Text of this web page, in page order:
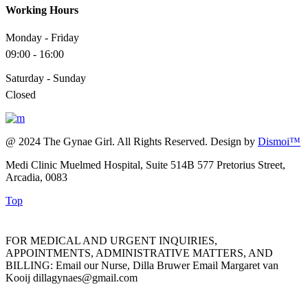
Working Hours
Monday - Friday
09:00 - 16:00
Saturday - Sunday
Closed
@ 2024 The Gynae Girl. All Rights Reserved. Design by Dismoi™
Medi Clinic Muelmed Hospital, Suite 514B 577 Pretorius Street,
Arcadia, 0083
Top
FOR MEDICAL AND URGENT INQUIRIES,
APPOINTMENTS, ADMINISTRATIVE MATTERS, AND
BILLING: Email our Nurse, Dilla Bruwer Email Margaret van
Kooij dillagynaes@gmail.com